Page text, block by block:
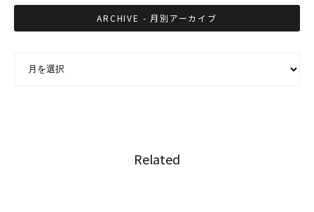
ARCHIVE - 月別アーカイブ
Related